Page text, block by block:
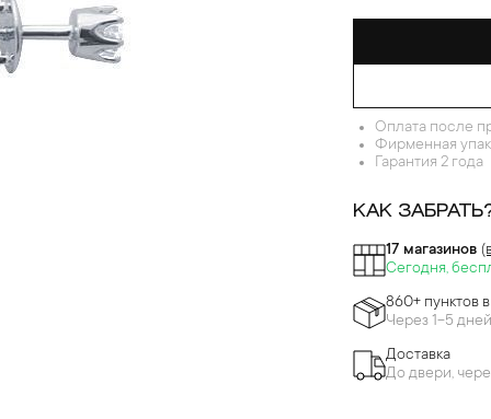
Оплата после
Фирменная
Гарантия 2 года
КАК
17 магазинов
Сегодня,
860+ пунктов
Через 1-5 дней
Доставка
До двери,